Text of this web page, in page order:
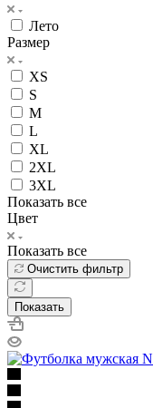
Лето
Размер
XS
S
M
L
XL
2XL
3XL
Показать все
Цвет
Показать все
Очистить фильтр
Показать